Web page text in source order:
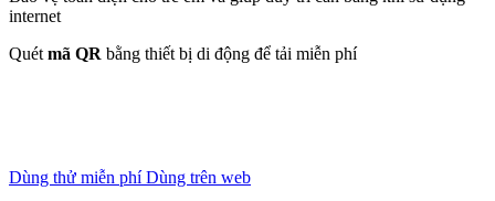
internet
Quét mã QR bằng thiết bị di động để tải miễn phí
Dùng thử miễn phíDùng trên web